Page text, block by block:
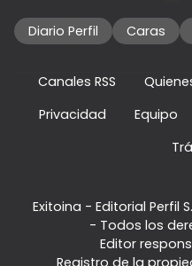
Diario Perfil Caras
Canales RSS
Privacidad
Equipo
Exitoina - Editorial Perfil
- Todos los
Editor